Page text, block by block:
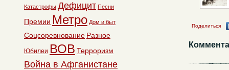
Поделиться
Катастрофы Дефицит Песни
Премии Метро Дом и быт
Соцсоревнование Разное
Юбилеи ВОВ Терроризм
Война в Афганистане